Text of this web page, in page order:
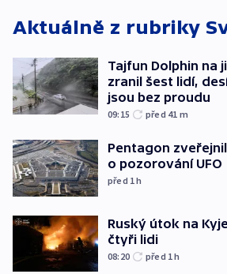
Aktuálně z rubriky
Tajfun Dolphin na
zranil šest lidí,
jsou bez proudu
09:15 před 41 m
Pentagon
o pozorování UFO
před 1h
Ruský útok na
čtyři lidi
08:20 před 1h